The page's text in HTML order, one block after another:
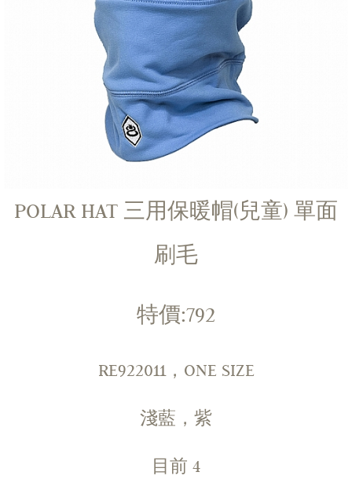
POLAR HAT 三用保暖帽(兒童) 單面
刷毛
特價:792
RE922011，ONE SIZE
淺藍，紫
目前 4